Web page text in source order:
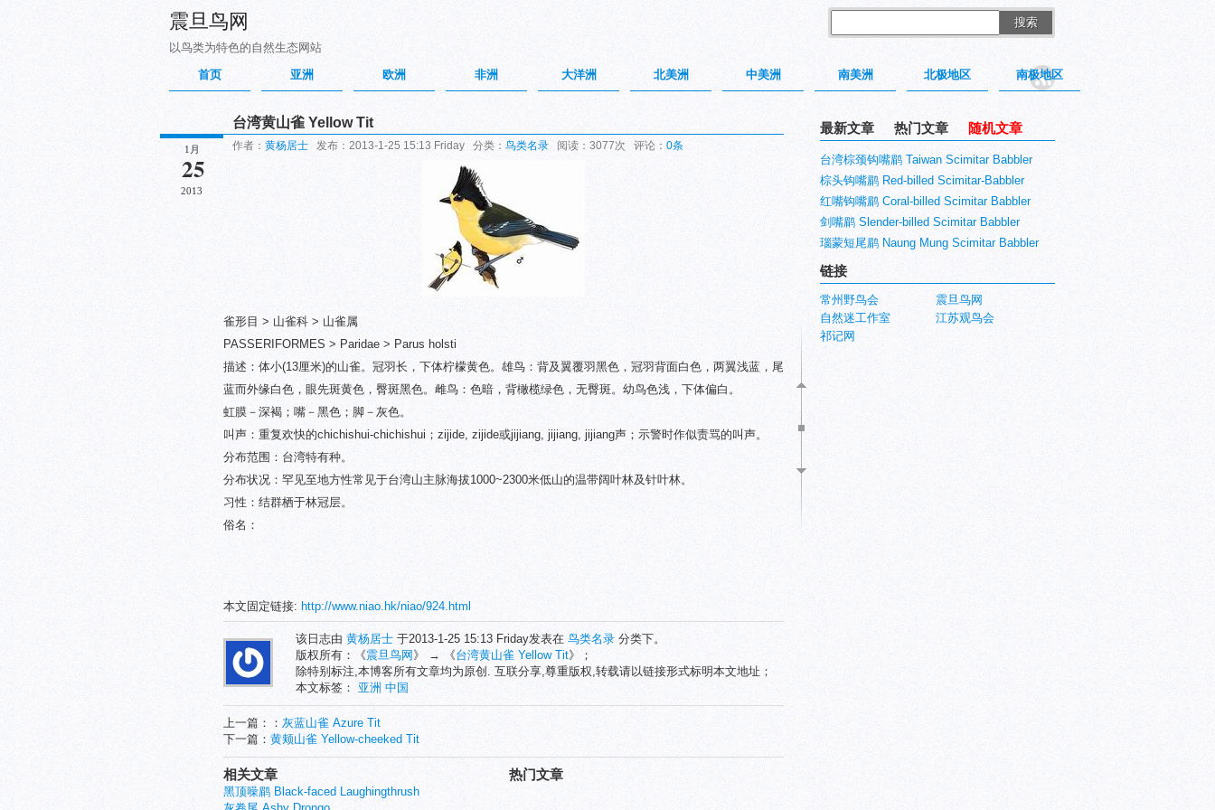
震旦鸟网
以鸟类为特色的自然生态网站
搜索
首页 亚洲 欧洲 非洲 大洋洲 北美洲 中美洲 南美洲 北极地区 南极地区
1月
25
2013
台湾黄山雀 Yellow Tit
作者： 黄杨居士 发布：2013-1-25 15:13 Friday 分类： 鸟类名录 阅读：3077次 评论： 0条
雀形目 > 山雀科 > 山雀属
PASSERIFORMES > Paridae > Parus holsti
描述：体小(13厘米)的山雀。冠羽长，下体柠檬黄色。雄鸟：背及翼覆羽黑色，冠羽背面白色，两翼浅蓝，尾
蓝而外缘白色，眼先斑黄色，臀斑黑色。雌鸟：色暗，背橄榄绿色，无臀斑。幼鸟色浅，下体偏白。
虹膜－深褐；嘴－黑色；脚－灰色。
叫声：重复欢快的chichishui-chichishui；zijide, zijide或jijiang, jijiang, jijiang声；示警时作似责骂的叫声。
分布范围：台湾特有种。
分布状况：罕见至地方性常见于台湾山主脉海拔1000~2300米低山的温带阔叶林及针叶林。
习性：结群栖于林冠层。
俗名：
本文固定链接: http://www.niao.hk/niao/924.html
该日志由 黄杨居士 于2013-1-25 15:13 Friday发表在 鸟类名录 分类下。
版权所有：《震旦鸟网 》 → 《台湾黄山雀 Yellow Tit》；
除特别标注,本博客所有文章均为原创. 互联分享,尊重版权,转载请以链接形式标明本文地址；
本文标签： 亚洲 中国
上一篇：： 灰蓝山雀 Azure Tit
下一篇： 黄颊山雀 Yellow-cheeked Tit
热门文章
相关文章
黑顶噪鹛 Black-faced Laughingthrush
最新文章 热门文章 随机文章
台湾棕颈钩嘴鹛 Taiwan Scimitar Babbler
棕头钩嘴鹛 Red-billed Scimitar-Babbler
红嘴钩嘴鹛 Coral-billed Scimitar Babbler
剑嘴鹛 Slender-billed Scimitar Babbler
瑙蒙短尾鹛 Naung Mung Scimitar Babbler
链接
常州野鸟会
震旦鸟网
自然迷工作室
江苏观鸟会
祁记网